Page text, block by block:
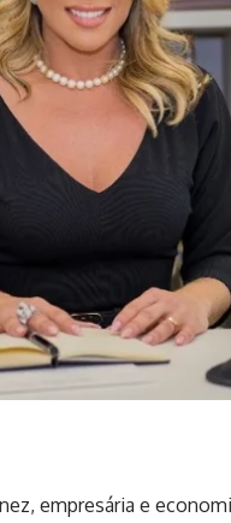
empresária e